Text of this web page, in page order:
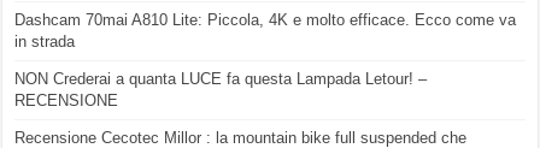
Dashcam 70mai A810 Lite: Piccola, 4K e molto efficace. Ecco come va
in strada
NON Crederai a quanta LUCE fa questa Lampada Letour! –
RECENSIONE
Recensione Cecotec Millor : la mountain bike full suspended che